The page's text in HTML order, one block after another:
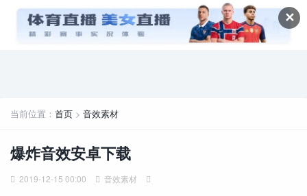
✕
当前位置： 首页 > 音效素材
爆炸音效安卓下载
2019-12-15 00:00 音效素材